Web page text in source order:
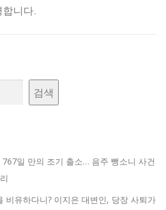
니다.
검색
일 만의 조기 출소… 음주 뺑소니 사건
비유하다니? 이지은 대변인, 당장 사퇴가